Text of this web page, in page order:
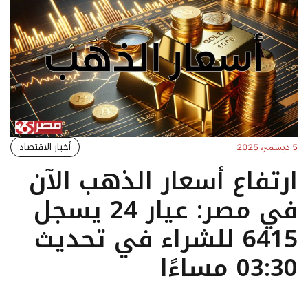
5 ديسمبر، 2025 أخبار الاقتصاد
ارتفاع أسعار الذهب الآن
في مصر: عيار 24 يسجل
6415 للشراء في تحديث
03:30 مساءًا